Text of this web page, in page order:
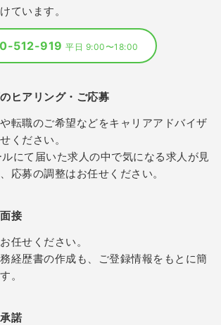
ています。
512-919平日 9:00〜18:00
ヒアリング・ご応募
転職のご希望などをキャリアアドバイザ
ください。
にて届いた求人の中で気になる求人が見
応募の調整はお任せください。
接
任せください。
経歴書の作成も、ご登録情報をもとに簡
。
諾